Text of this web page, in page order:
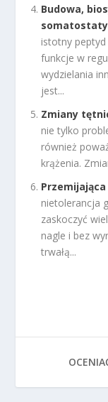
Budowa,
istotny
funkcje w
wydzielania
jest...
Zmiany
nie tylko
również
krążenia.
nietolerancja
zaskoczyć
nagle i bez
trwałą...